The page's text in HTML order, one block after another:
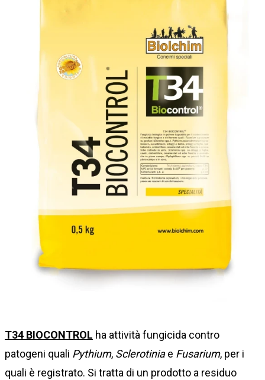
T34 BIOCONTROL ha attività fungicida contro
patogeni quali Pythium, Sclerotiniae Fusarium, per i
quali è registrato. Si tratta di un prodotto a residuo